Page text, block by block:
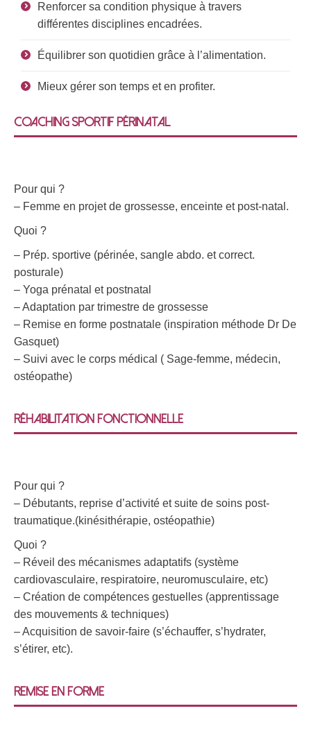
Renforcer sa condition physique à travers
différentes disciplines encadrées.
Équilibrer son quotidien grâce à l’alimentation.
Mieux gérer son temps et en profiter.
Coaching sportif périnatal
Pour qui ?
– Femme en projet de grossesse, enceinte et post-natal.
Quoi ?
– Prép. sportive (périnée, sangle abdo. et correct.
posturale)
– Yoga prénatal et postnatal
– Adaptation par trimestre de grossesse
– Remise en forme postnatale (inspiration méthode Dr De
Gasquet)
– Suivi avec le corps médical ( Sage-femme, médecin,
ostéopathe)
Réhabilitation fonctionnelle
Pour qui ?
– Débutants, reprise d’activité et suite de soins post-
traumatique.(kinésithérapie, ostéopathie)
Quoi ?
– Réveil des mécanismes adaptatifs (système
cardiovasculaire, respiratoire, neuromusculaire, etc)
– Création de compétences gestuelles (apprentissage
des mouvements & techniques)
– Acquisition de savoir-faire (s’échauffer, s’hydrater,
s’étirer, etc).
Remise en forme